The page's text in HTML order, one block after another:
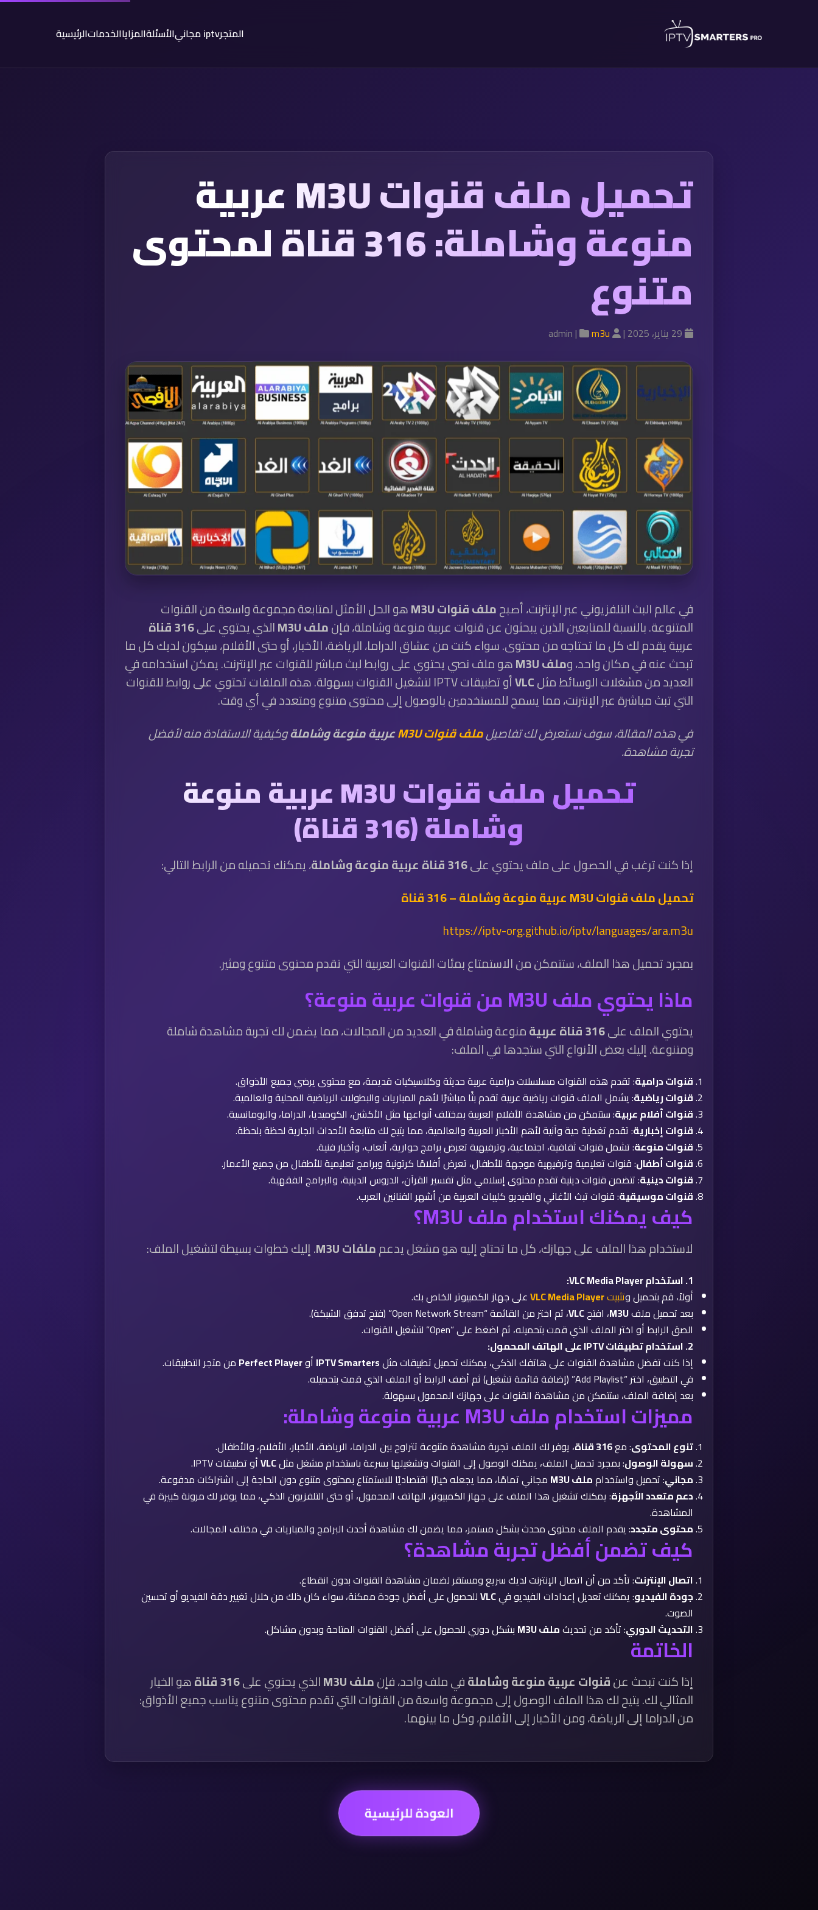
الرئيسيةالخدماتالمزاياالأسئلة iptv مجانيالمتجر
تحميل ملف قنوات M3U عربية
منوعة وشاملة: 316 قناة لمحتوى
متنوع
m3u
في عالم البث التلفزيوني عبر الإنترنت، أصبحملف قنوات M3U
هو الحل الأمثل لمتابعة مجموعة واسعة من القنوات
المتنوعة. بالنسبة للمتابعين الذين يبحثون عن قنوات عربية منوعة وشاملة، فإنملف M3U الذي يحتوي على316 قناة
عربية يقدم لك كل ما تحتاجه من محتوى. سواء كنت من عشاق الدراما، الرياضة، الأخبار، أو حتى الأفلام، سيكون لديك كل ما
تبحث عنه في مكان واحد، وملف M3U
هو ملف نصي يحتوي على روابط لبث مباشر للقنوات عبر الإنترنت. يمكن استخدامه في
العديد من مشغلات الوسائط مثلVLC
أو تطبيقات IPTV لتشغيل القنوات بسهولة. هذه الملفات تحتوي على روابط للقنوات
التي تبث مباشرة عبر الإنترنت، مما يسمح للمستخدمين بالوصول إلى محتوى متنوع ومتعدد في أي وقت.
في هذه المقالة، سوف نستعرض لك تفاصيلملف قنوات M3U عربية منوعة وشاملةوكيفية الاستفادة منه لأفضل
تجربة مشاهدة.
تحميل ملف قنوات M3U عربية منوعة
وشاملة (316 قناة)
إذا كنت ترغب في الحصول على ملف يحتوي على316 قناة عربية منوعة وشاملة
، يمكنك تحميله من الرابط التالي:
تحميل ملف قنوات M3U عربية منوعة وشاملة – 316 قناة
https://iptv-org.github.io/iptv/languages/ara.m3u
بمجرد تحميل هذا الملف، ستتمكن من الاستمتاع بمئات القنوات العربية التي تقدم محتوى متنوع ومثير.
ماذا يحتوي ملف M3U من قنوات عربية منوعة؟
يحتوي الملف على316 قناة عربية
منوعة وشاملة في العديد من المجالات، مما يضمن لك تجربة مشاهدة شاملة
ومتنوعة. إليك بعض الأنواع التي ستجدها في الملف:
قنوات درامية: تقدم هذه القنوات مسلسلات درامية عربية حديثة وكلاسيكيات قديمة، مع محتوى يرضي جميع الأذواق.
قنوات رياضية: يشمل الملف قنوات رياضية عربية تقدم بثًا مباشرًا لأهم المباريات والبطولات الرياضية المحلية والعالمية.
قنوات أفلام عربية: ستتمكن من مشاهدة الأفلام العربية بمختلف أنواعها مثل الأكشن، الكوميديا، الدراما، والرومانسية.
قنوات إخبارية: تقدم تغطية حية وآنية لأهم الأخبار العربية والعالمية، مما يتيح لك متابعة الأحداث الجارية لحظة بلحظة.
قنوات منوعة: تشمل قنوات ثقافية، اجتماعية، وترفيهية تعرض برامج حوارية، ألعاب، وأخبار فنية.
قنوات أطفال: قنوات تعليمية وترفيهية موجهة للأطفال، تعرض أفلامًا كرتونية وبرامج تعليمية للأطفال من جميع الأعمار.
قنوات دينية: تتضمن قنوات دينية تقدم محتوى إسلامي مثل تفسير القرآن، الدروس الدينية، والبرامج الفقهية.
قنوات موسيقية: قنوات تبث الأغاني والفيديو كليبات العربية من أشهر الفنانين العرب.
كيف يمكنك استخدام ملف M3U؟
لاستخدام هذا الملف على جهازك، كل ما تحتاج إليه هو مشغل يدعمملفات M3U . إليك خطوات بسيطة لتشغيل الملف:
1. استخدام VLC Media Player
:
أولاً، قم بتحميل وتثبيتVLC Media Playerعلى جهاز الكمبيوتر الخاص بك.
بعد تحميل ملفM3U، افتحVLC، ثم اختر من القائمة “Open Network Stream” (فتح تدفق الشبكة).
الصق الرابط أو اختر الملف الذي قمت بتحميله، ثم اضغط على “Open” لتشغيل القنوات.
2. استخدام تطبيقات IPTV على الهاتف المحمول
:
إذا كنت تفضل مشاهدة القنوات على هاتفك الذكي، يمكنك تحميل تطبيقات مثلIPTV Smarters أوPerfect Player من متجر التطبيقات.
في التطبيق، اختر “Add Playlist” (إضافة قائمة تشغيل) ثم أضف الرابط أو الملف الذي قمت بتحميله.
بعد إضافة الملف، ستتمكن من مشاهدة القنوات على جهازك المحمول بسهولة.
مميزات استخدام ملف M3U عربية منوعة وشاملة:
تنوع المحتوى: مع316 قناة
، يوفر لك الملف تجربة مشاهدة متنوعة تتراوح بين الدراما، الرياضة، الأخبار، الأفلام، والأطفال.
سهولة الوصول: بمجرد تحميل الملف، يمكنك الوصول إلى القنوات وتشغيلها بسرعة باستخدام مشغل مثلVLCأو تطبيقات IPTV.
مجاني: تحميل واستخدامملف M3U
مجاني تمامًا، مما يجعله خيارًا اقتصاديًا للاستمتاع بمحتوى متنوع دون الحاجة إلى اشتراكات مدفوعة.
دعم متعدد الأجهزة: يمكنك تشغيل هذا الملف على جهاز الكمبيوتر، الهاتف المحمول، أو حتى التلفزيون الذكي، مما يوفر لك مرونة كبيرة في
المشاهدة.
محتوى متجدد: يقدم الملف محتوى محدث بشكل مستمر، مما يضمن لك مشاهدة أحدث البرامج والمباريات في مختلف المجالات.
كيف تضمن أفضل تجربة مشاهدة؟
اتصال الإنترنت: تأكد من أن اتصال الإنترنت لديك سريع ومستقر لضمان مشاهدة القنوات بدون انقطاع.
جودة الفيديو: يمكنك تعديل إعدادات الفيديو فيVLCللحصول على أفضل جودة ممكنة، سواء كان ذلك من خلال تغيير دقة الفيديو أو تحسين
الصوت.
التحديث الدوري: تأكد من تحديثملف M3U بشكل دوري للحصول على أفضل القنوات المتاحة وبدون مشاكل.
الخاتمة
إذا كنت تبحث عنقنوات عربية منوعة وشاملةفي ملف واحد، فإنملف M3U الذي يحتوي على316 قناة
هو الخيار
المثالي لك. يتيح لك هذا الملف الوصول إلى مجموعة واسعة من القنوات التي تقدم محتوى متنوع يناسب جميع الأذواق:
من الدراما إلى الرياضة، ومن الأخبار إلى الأفلام، وكل ما بينهما.
العودة للرئيسية